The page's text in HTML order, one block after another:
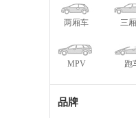
两厢车 三
MPV 跑
品牌